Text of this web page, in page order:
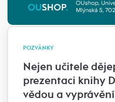
POZVÁNKY
Nejen učitele
prezentaci knihy
vědou a